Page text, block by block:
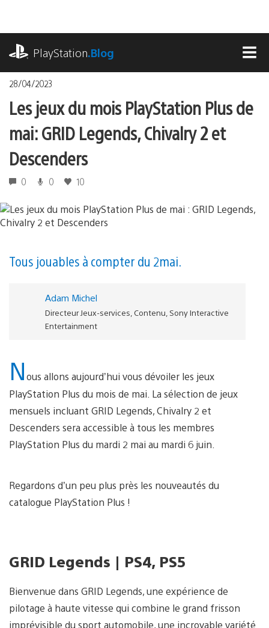
contenu
PlayStation.Blog
28/04/2023
Les jeux du mois PlayStation Plus de
mai : GRID Legends, Chivalry 2 et
Descenders
0 0 10
Tous jouables à compter du 2 mai.
Adam Michel
Directeur Jeux-services, Contenu, Sony Interactive
Entertainment
Nous allons aujourd’hui vous dévoiler les jeux
PlayStation Plus du mois de mai. La sélection de jeux
mensuels incluant GRID Legends, Chivalry 2 et
Descenders sera accessible à tous les membres
PlayStation Plus du mardi 2 mai au mardi 6 juin.
Regardons d’un peu plus près les nouveautés du
catalogue PlayStation Plus !
GRID Legends | PS4, PS5
Bienvenue dans GRID Legends, une expérience de
pilotage à haute vitesse qui combine le grand frisson
imprévisible du sport automobile, une incroyable variété